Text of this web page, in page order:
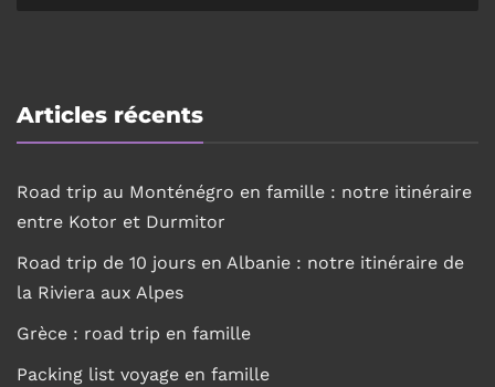
Articles récents
Road trip au Monténégro en famille : notre itinéraire
entre Kotor et Durmitor
Road trip de 10 jours en Albanie : notre itinéraire de
la Riviera aux Alpes
Grèce : road trip en famille
Packing list voyage en famille